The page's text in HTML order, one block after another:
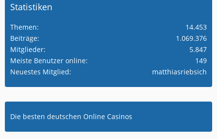
Statistiken
Themen
14.453
Beiträge
1.069.376
Mitglieder
5.847
Meiste Benutzer online
149
Neuestes Mitglied
matthiasriebsich
Die besten deutschen Online Casinos